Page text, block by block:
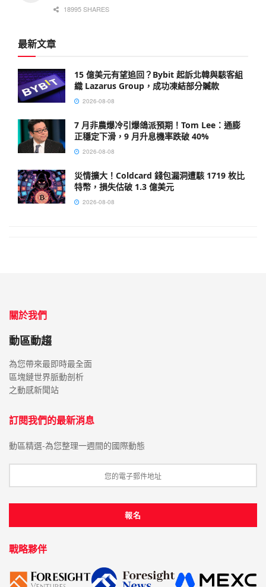
18995 SHARES
最新文章
15 億美元有望追回？Bybit 起訴北韓與駭客組
織 Lazarus Group，成功凍結部分贓款
2026-08-08
7 月非農爆冷引爆鴿派預期！Tom Lee：通膨
正穩定下滑，9 月升息機率跌破 40%
2026-08-08
災情擴大！Coldcard 錢包漏洞遭駭 1719 枚比
特幣，損失估破 1.3 億美元
2026-08-08
關於我們
動區動趨
為您帶來最即時最全面
區塊鏈世界脈動剖析
之動感新聞站
訂閱我們的最新消息
動區精選-為您整理一週間的國際動態
戰略夥伴